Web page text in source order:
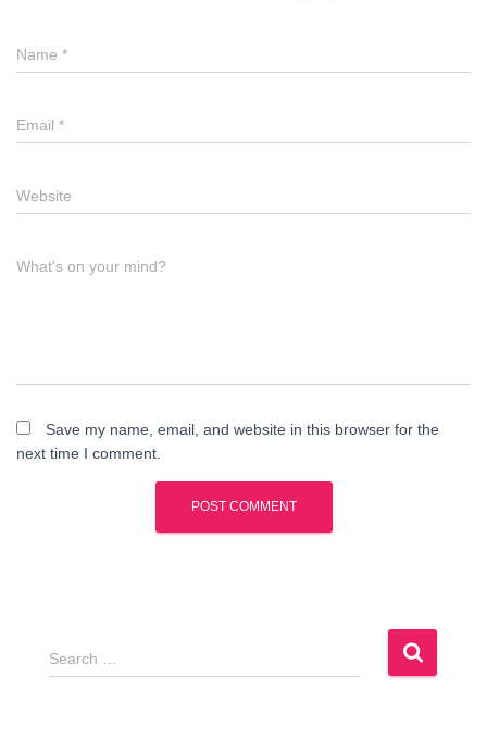
Name *
Email *
Website
What's on your mind?
Save my name, email, and website in this browser for the
next time I comment.
S
e
Search …